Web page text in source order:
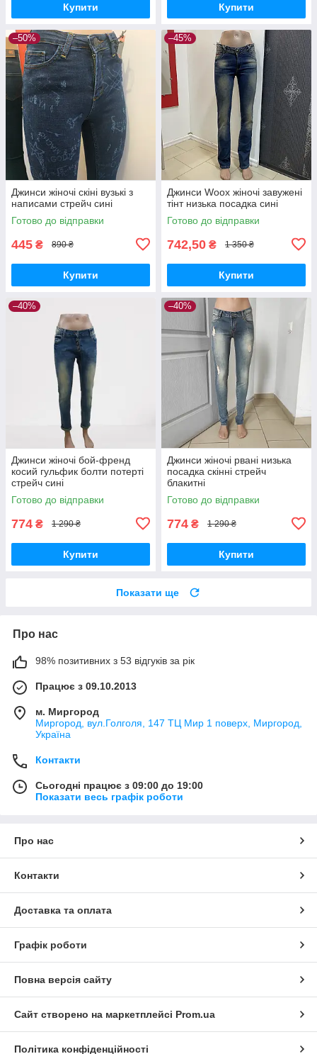
Купити Купити
–50%
Джинси жіночі скіні вузькі з
написами стрейч сині
Готово до відправки
445 ₴ 890 ₴
Купити
–45%
Джинси Woox жіночі завужені
тінт низька посадка сині
Готово до відправки
742,50 ₴ 1 350 ₴
Купити
–40%
Джинси жіночі бой-френд
косий гульфик болти потерті
стрейч сині
Готово до відправки
774 ₴ 1 290 ₴
Купити
–40%
Джинси жіночі рвані низька
посадка скінні стрейч
блакитні
Готово до відправки
774 ₴ 1 290 ₴
Купити
Показати ще
Про нас
98% позитивних з 53 відгуків за рік
Працює з 09.10.2013
м. Миргород
Миргород, вул.Голголя, 147 ТЦ Мир 1 поверх, Миргород,
Україна
Контакти
Сьогодні працює з 09:00 до 19:00
Показати весь графік роботи
Про нас
Контакти
Доставка та оплата
Графік роботи
Повна версія сайту
Сайт створено на маркетплейсі Prom.ua
Політика конфіденційності